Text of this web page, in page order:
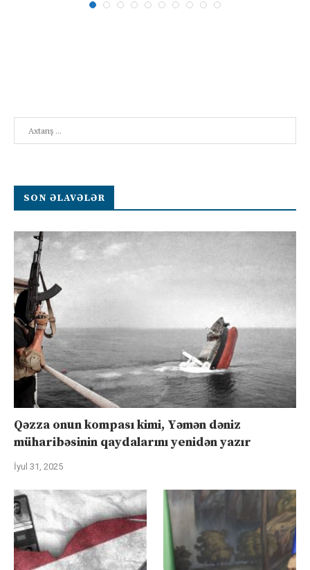
SON ƏLAVƏLƏR
Qəzza onun kompası kimi, Yəmən dəniz
müharibəsinin qaydalarını yenidən yazır
İyul 31, 2025